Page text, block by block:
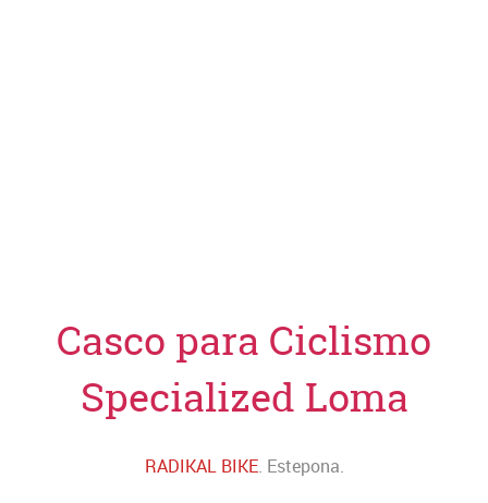
Casco para Ciclismo
Specialized Loma
RADIKAL BIKE. Estepona.